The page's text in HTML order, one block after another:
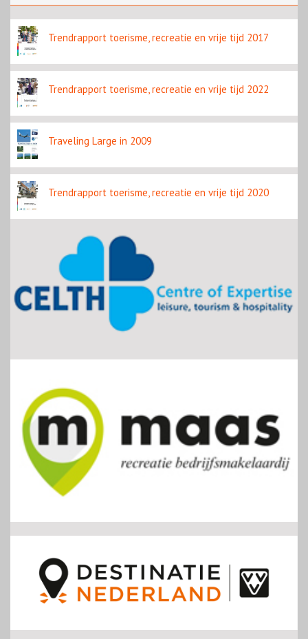
contentbron
Trendrapport toerisme, recreatie en vrije tijd 2017
Trendrapport toerisme, recreatie en vrije tijd 2022
Traveling Large in 2009
Trendrapport toerisme, recreatie en vrije tijd 2020